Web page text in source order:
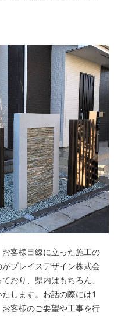
客様目線に立った施工の
プレイスデザイン株式会
おり、県内はもちろん、
します。お話の際には1
客様のご要望や工事を行